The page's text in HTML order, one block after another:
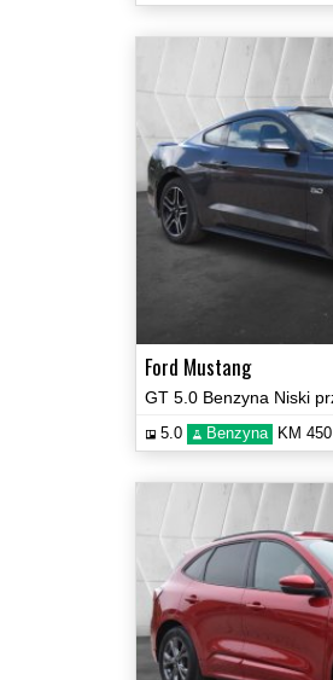
Ford Mustang
5.0 Benzyna KM 450